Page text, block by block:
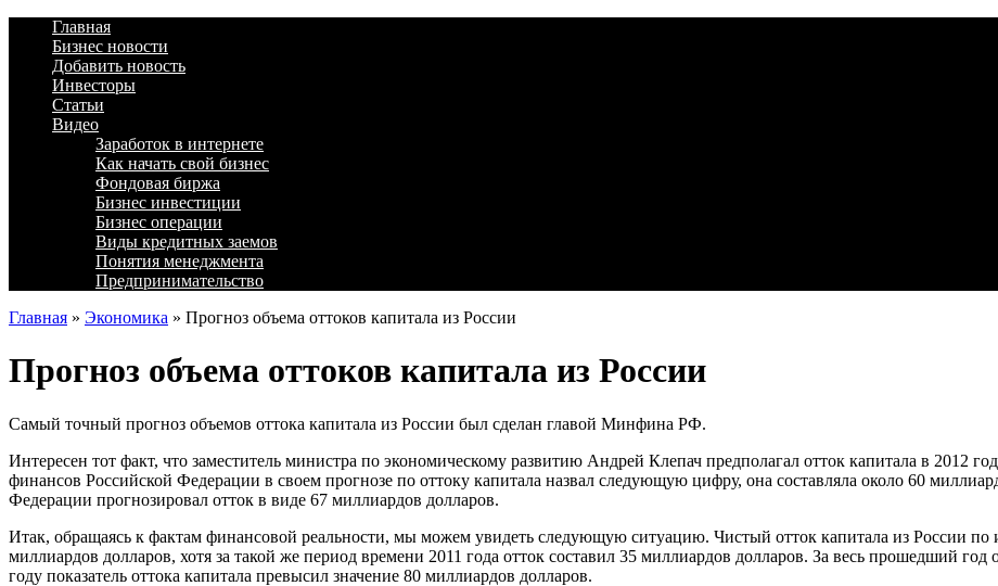
Главная
Бизнес новости
Добавить новость
Инвесторы
Статьи
Видео
Заработок в интернете
Как начать свой бизнес
Фондовая биржа
Бизнес инвестиции
Бизнес операции
Виды кредитных заемов
Понятия менеджмента
Предпринимательство
Главная » Экономика » Прогноз объема оттоков капитала из России
Прогноз объема оттоков капитала из России
Самый точный прогноз объемов оттока капитала из России был сделан главой Минфина РФ.
Интересен тот факт, что заместитель министра по экономическому развитию Андрей Клепач предполагал отток капитала в 2012
финансов Российской Федерации в своем прогнозе по оттоку капитала назвал следующую цифру, она составляла около 60
Федерации прогнозировал отток в виде 67 миллиардов долларов.
Итак, обращаясь к фактам финансовой реальности, мы можем увидеть следующую ситуацию. Чистый отток капитала из России по
миллиардов долларов, хотя за такой же период времени 2011 года отток составил 35 миллиардов долларов. За весь прошедший год
году показатель оттока капитала превысил значение 80 миллиардов долларов.